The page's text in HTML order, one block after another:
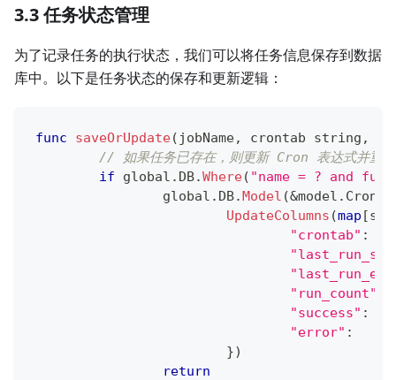
3.3 任务状态管理
为了记录任务的执行状态，我们可以将任务信息保存到数据
库中。以下是任务状态的保存和更新逻辑：
func saveOrUpdate( jobName, crontab string ,
// 如果任务已存在，则更新 Cron 表达式并重
if global . DB.Where( "name = ? and
		global
. DB.Model (&model .
UpdateColumns (map [
"crontab" :
"run_count"
"success" :
"error" :
})
return